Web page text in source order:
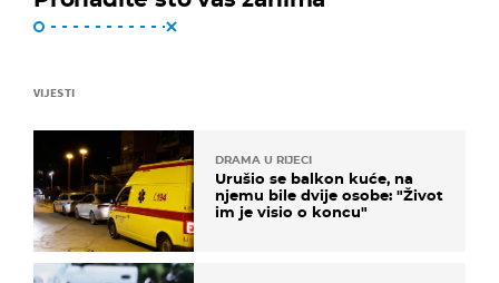
VIJESTI
DRAMA U RIJECI
Urušio se balkon kuće, na
njemu bile dvije osobe: "Život
im je visio o koncu"